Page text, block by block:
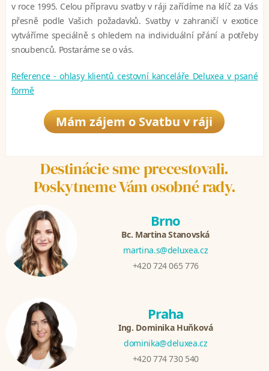
v roce 1995. Celou přípravu svatby v ráji zařídíme na klíč za Vás
přesně podle Vašich požadavků. Svatby v zahraničí v exotice
vytváříme speciálně s ohledem na individuální přání a potřeby
snoubenců. Postaráme se o vás.
Reference - ohlasy klientů cestovní kanceláře Deluxea v psané
formě
Mám zájem o Svatbu v ráji
Destinácie sme precestovali.
Poskytneme Vám osobné rady.
Brno
Bc. Martina Stanovská
martina.s@deluxea.cz
+420 724 065 776
Praha
Ing. Dominika Huňková
dominika@deluxea.cz
+420 774 730 540